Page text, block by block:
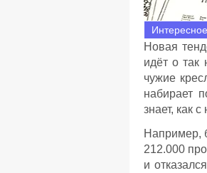
Интересное
Новая
идёт о так
чужие
набирает
знает, как
Например,
212.000
и